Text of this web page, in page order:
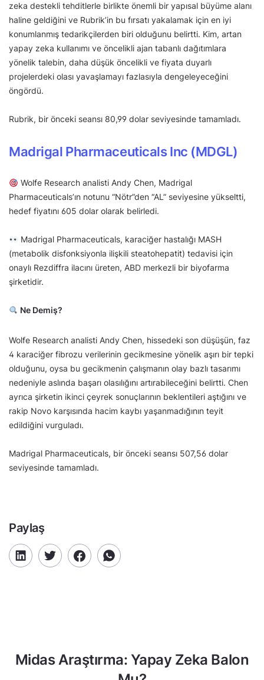
zeka destekli tehditlerle birlikte önemli bir yapısal büyüme alanı
haline geldiğini ve Rubrik’in bu fırsatı yakalamak için en iyi
konumlanmış tedarikçilerden biri olduğunu belirtti. Kim, artan
yapay zeka kullanımı ve öncelikli ajan tabanlı dağıtımlara
yönelik talebin, daha düşük öncelikli ve fiyata duyarlı
projelerdeki olası yavaşlamayı fazlasıyla dengeleyeceğini
öngördü.
Rubrik, bir önceki seansı 80,99 dolar seviyesinde tamamladı.
Madrigal Pharmaceuticals Inc (MDGL)
Wolfe Research analisti Andy Chen, Madrigal
Pharmaceuticals’ın notunu “Nötr”den “AL” seviyesine yükseltti,
hedef fiyatını 605 dolar olarak belirledi.
Madrigal Pharmaceuticals, karaciğer hastalığı MASH
(metabolik disfonksiyonla ilişkili steatohepatit) tedavisi için
onaylı Rezdiffra ilacını üreten, ABD merkezli bir biyofarma
şirketidir.
Ne Demiş?
Wolfe Research analisti Andy Chen, hissedeki son düşüşün, faz
4 karaciğer fibrozu verilerinin gecikmesine yönelik aşırı bir tepki
olduğunu, oysa bu gecikmenin çalışmanın olay bazlı tasarımı
nedeniyle aslında başarı olasılığını artırabileceğini belirtti. Chen
ayrıca şirketin ikinci çeyrek sonuçlarının beklentileri aştığını ve
rakip Novo karşısında hacim kaybı yaşanmadığının teyit
edildiğini vurguladı.
Madrigal Pharmaceuticals, bir önceki seansı 507,56 dolar
seviyesinde tamamladı.
Paylaş
Midas Araştırma: Yapay Zeka Balon